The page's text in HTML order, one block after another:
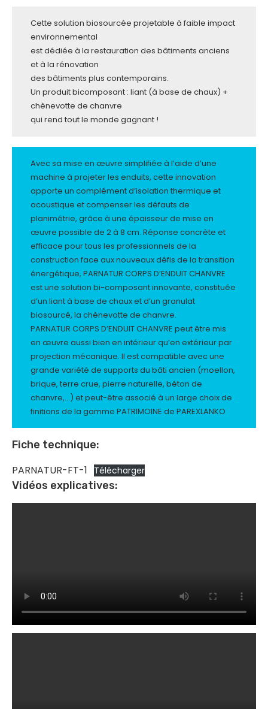
Cette solution biosourcée projetable à faible impact
environnemental
est dédiée à la restauration des bâtiments anciens
et à la rénovation
des bâtiments plus contemporains.
Un produit bicomposant : liant (à base de chaux) +
chènevotte de chanvre
qui rend tout le monde gagnant !
Avec sa mise en œuvre simplifiée à l’aide d’une
machine à projeter les enduits, cette innovation
apporte un complément d’isolation thermique et
acoustique et compenser les défauts de
planimétrie, grâce à une épaisseur de mise en
œuvre possible de 2 à 8 cm. Réponse concrète et
efficace pour tous les professionnels de la
construction face aux nouveaux défis de la transition
énergétique, PARNATUR CORPS D’ENDUIT CHANVRE
est une solution bi-composant innovante, constituée
d’un liant à base de chaux et d’un granulat
biosourcé, la chènevotte de chanvre.
PARNATUR CORPS D’ENDUIT CHANVRE peut être mis
en œuvre aussi bien en intérieur qu’en extérieur par
projection mécanique. Il est compatible avec une
grande variété de supports du bâti ancien (moellon,
brique, terre crue, pierre naturelle, béton de
chanvre,…) et peut-être associé à un large choix de
finitions de la gamme PATRIMOINE de PAREXLANKO
Fiche technique:
PARNATUR-FT-1 Télécharger
Vidéos explicatives: